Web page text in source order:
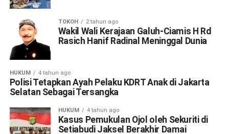
TOKOH 2 tahun ago
Wakil Wali Kerajaan Galuh-Ciamis H Rd
Rasich Hanif Radinal Meninggal Dunia
HUKUM 4 tahun ago
Polisi Tetapkan Ayah Pelaku KDRT Anak di Jakarta
Selatan Sebagai Tersangka
HUKUM 4 tahun ago
Kasus Pemukulan Ojol oleh Sekuriti di
Setiabudi Jaksel Berakhir Damai